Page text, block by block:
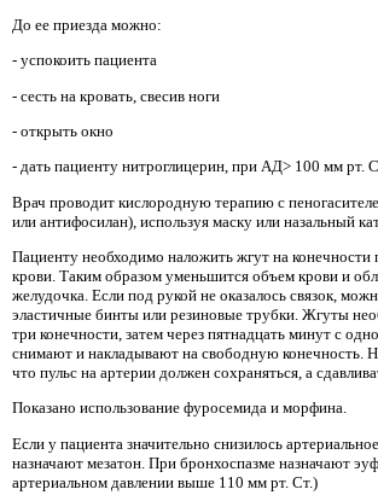
До ее приезда можно:
- успокоить пациента
- сесть на кровать, свесив ноги
- открыть окно
- дать пациенту нитроглицерин, при АД> 100 мм рт.
Врач проводит кислородную терапию с
или антифосилан), используя маску или назальный
Пациенту необходимо наложить жгут на конечности
крови. Таким образом уменьшится объем крови и
желудочка. Если под рукой не оказалось связок,
эластичные бинты или резиновые трубки. Жгуты
три конечности, затем через пятнадцать минут с
снимают и накладывают на свободную конечность.
что пульс на артерии должен сохраняться, а
Показано использование фуросемида и морфина.
Если у пациента значительно снизилось
назначают мезатон. При бронхоспазме назначают
артериальном давлении выше 110 мм рт. Ст.)